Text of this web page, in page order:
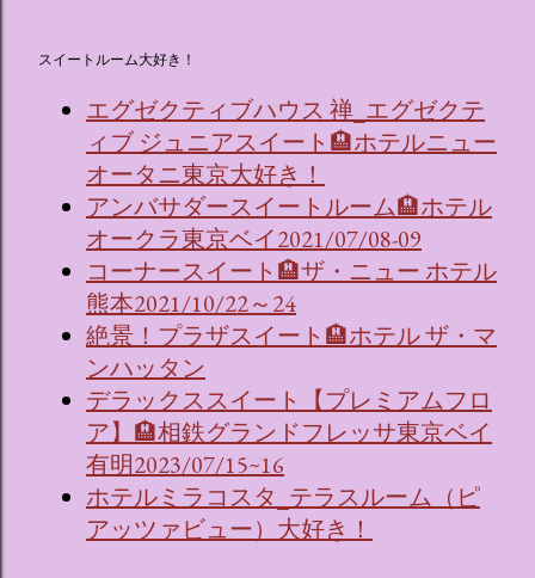
スイートルーム大好き！
エグゼクティブハウス 禅_エグゼクテ
ィブ ジュニアスイート🏨ホテルニュー
オータニ東京大好き！
アンバサダースイートルーム🏨ホテル
オークラ東京ベイ2021/07/08-09
コーナースイート🏨ザ・ニュー ホテル
熊本2021/10/22～24
絶景！プラザスイート🏨ホテル ザ・マ
ンハッタン
デラックススイート【プレミアムフロ
ア】🏨相鉄グランドフレッサ東京ベイ
有明2023/07/15~16
ホテルミラコスタ_テラスルーム（ピ
アッツァビュー）大好き！